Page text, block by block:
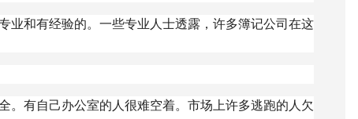
业和有经验的。一些专业人士透露，许多簿记公司在这
。有自己办公室的人很难空着。市场上许多逃跑的人欠